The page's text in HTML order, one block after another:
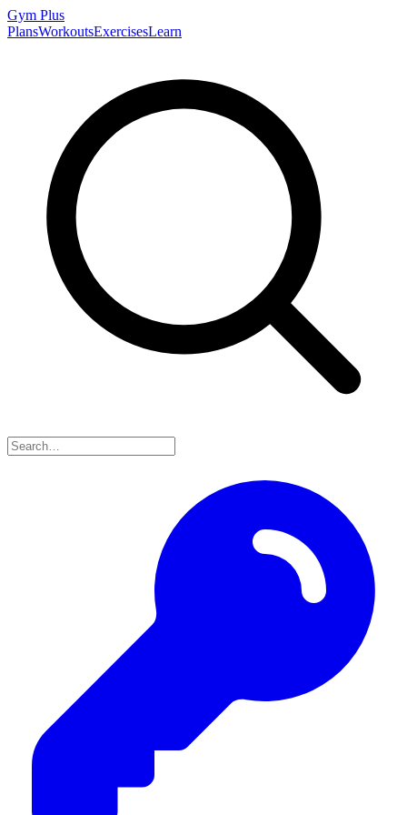
Gym Plus
PlansWorkoutsExercisesLearn